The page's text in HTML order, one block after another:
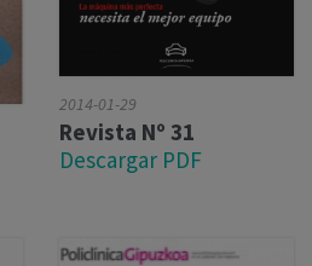
2014-01-29
Revista Nº 31
Descargar PDF